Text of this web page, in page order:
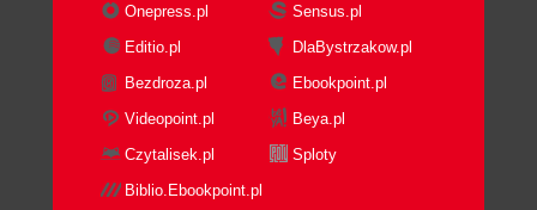
Onepress.pl
Sensus.pl
Editio.pl
DlaBystrzakow.pl
Bezdroza.pl
Ebookpoint.pl
Videopoint.pl
Beya.pl
Czytalisek.pl
Sploty
Biblio.Ebookpoint.pl